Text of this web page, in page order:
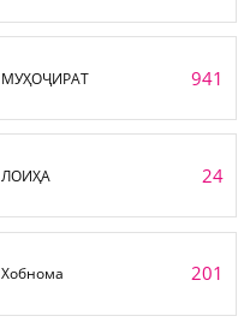
МУҲОҶИРАТ 941
ЛОИҲА 24
Хобнома 201